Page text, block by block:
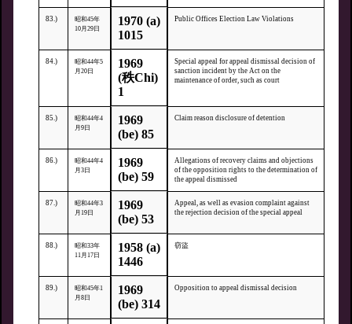
83.)
昭和45年
10月29日
1970 (a)
1015
Public Offices Election Law Violations
84.)
昭和44年5
月20日
1969
(秩Chi)
1
Special appeal for appeal dismissal decision of
sanction incident by the Act on the
maintenance of order, such as court
85.)
昭和44年4
月9日
1969
(be) 85
Claim reason disclosure of detention
86.)
昭和44年4
月3日
1969
(be) 59
Allegations of recovery claims and objections
of the opposition rights to the determination of
the appeal dismissed
87.)
昭和44年3
月19日
1969
(be) 53
Appeal, as well as evasion complaint against
the rejection decision of the special appeal
88.)
昭和33年
11月17日
1958 (a)
1446
窃盜
89.)
昭和45年1
月8日
1969
(be) 314
Opposition to appeal dismissal decision